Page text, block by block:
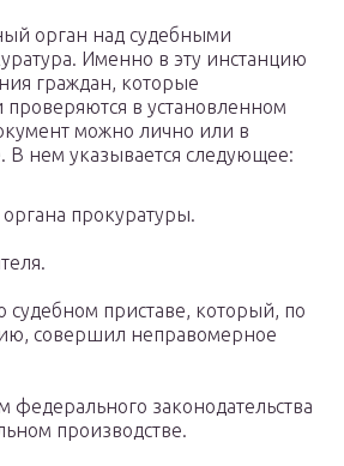
орган над судебными
Именно в эту инстанцию
граждан, которые
проверяются в установленном
можно лично или в
В нем указывается следующее:
прокуратуры.
приставе, который, по
совершил неправомерное
федерального законодательства
производстве.